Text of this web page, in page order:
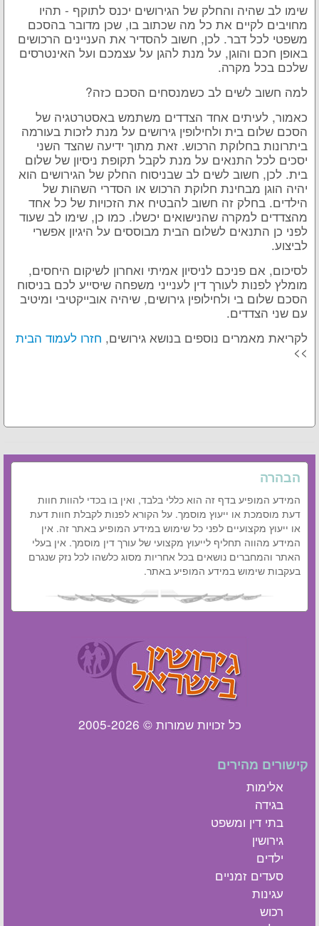
שימו לב שהיה והחלק של הגירושים יכנס לתוקף - תהיו
מחויבים לקיים את כל מה שכתוב בו, שכן מדובר בהסכם
משפטי לכל דבר. לכן, חשוב להסדיר את העניינים הרכושים
באופן חכם והוגן, על מנת להגן על עצמכם ועל האינטרסים
שלכם בכל מקרה.
למה חשוב לשים לב כשמנסחים הסכם כזה?
כאמור, לעיתים אחד הצדדים משתמש באסטרטגיה של
הסכם שלום בית ולחילופין גירושים על מנת לזכות בעורמה
ביתרונות בחלוקת הרכוש. זאת מתוך ידיעה שהצד השני
יסכים לכל התנאים על מנת לקבל תקופת ניסיון של שלום
בית. לכן, חשוב לשים לב שבניסוח החלק של הגירושים הוא
יהיה הוגן מבחינת חלוקת הרכוש או הסדרי השהות של
הילדים. בחלק זה חשוב להבטיח את הזכויות של כל אחד
מהצדדים למקרה שהנישואים יכשלו. כמו כן, שימו לב שעוד
לפני כן התנאים לשלום הבית מבוססים על היגיון אפשרי
לביצוע.
לסיכום, אם פניכם לניסיון אמיתי ואחרון לשיקום היחסים,
מומלץ לפנות לעורך דין לענייני משפחה שיסייע לכם בניסוח
הסכם שלום בי ולחילופין גירושים, שיהיה אובייקטיבי ומיטיב
עם שני הצדדים.
לקריאת מאמרים נוספים בנושא גירושים, חזרו לעמוד הבית
>>
הבהרה
המידע המופיע בדף זה הוא כללי בלבד, ואין בו בכדי להוות חוות
דעת מוסמכת או ייעוץ מוסמך. על הקורא לפנות לקבלת חוות דעת
או ייעוץ מקצועיים לפני כל שימוש במידע המופיע באתר זה. אין
המידע מהווה תחליף לייעוץ מקצועי של עורך דין מוסמך. אין בעלי
האתר והמחברים נושאים בכל אחריות מסוג כלשהו לכל נזק שנגרם
בעקבות שימוש במידע המופיע באתר.
כל זכויות שמורות © 2005-2026
קישורים מהירים
אלימות
בגידה
בתי דין ומשפט
גירושין
ילדים
סעדים זמניים
עגינות
רכוש